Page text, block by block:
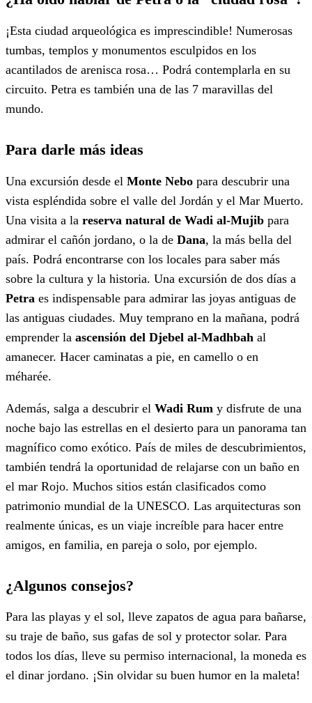
¡Esta ciudad arqueológica es imprescindible! Numerosas
tumbas, templos y monumentos esculpidos en los
acantilados de arenisca rosa… Podrá contemplarla en su
circuito. Petra es también una de las 7 maravillas del
mundo.
Para darle más ideas
Una excursión desde el Monte Nebo para descubrir una
vista espléndida sobre el valle del Jordán y el Mar Muerto.
Una visita a la reserva natural de Wadi al-Mujib para
admirar el cañón jordano, o la de Dana, la más bella del
país. Podrá encontrarse con los locales para saber más
sobre la cultura y la historia. Una excursión de dos días a
Petra es indispensable para admirar las joyas antiguas de
las antiguas ciudades. Muy temprano en la mañana, podrá
emprender la ascensión del Djebel al-Madhbah al
amanecer. Hacer caminatas a pie, en camello o en
méharée.
Además, salga a descubrir el Wadi Rum y disfrute de una
noche bajo las estrellas en el desierto para un panorama tan
magnífico como exótico. País de miles de descubrimientos,
también tendrá la oportunidad de relajarse con un baño en
el mar Rojo. Muchos sitios están clasificados como
patrimonio mundial de la UNESCO. Las arquitecturas son
realmente únicas, es un viaje increíble para hacer entre
amigos, en familia, en pareja o solo, por ejemplo.
¿Algunos consejos?
Para las playas y el sol, lleve zapatos de agua para bañarse,
su traje de baño, sus gafas de sol y protector solar. Para
todos los días, lleve su permiso internacional, la moneda es
el dinar jordano. ¡Sin olvidar su buen humor en la maleta!